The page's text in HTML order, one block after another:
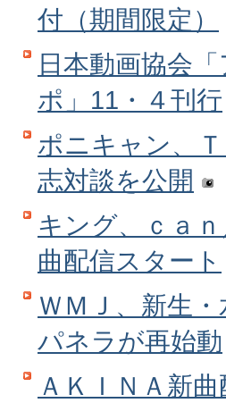
付（期間限定）
日本動画協会
ポ」11・４刊行
ポニキャン、
志対談を公開
キング、ｃａ
曲配信スタート
ＷＭＪ、新生
パネラが再始動
ＡＫＩＮＡ新